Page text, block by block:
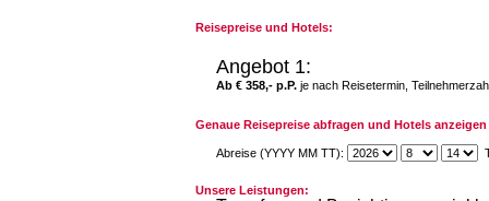
Reisepreise und Hotels:
Angebot 1:
Ab € 358,- p.P. je nach Reisetermin,
Genaue Reisepreise abfragen und Hotels
Abreise (YYYY MM TT):
Unsere Leistungen: